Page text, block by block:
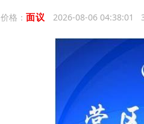
价格： 面议 2026-08-06 04:38:01